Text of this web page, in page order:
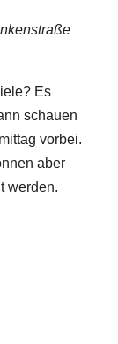
Es
schauen
vorbei.
aber
werden.